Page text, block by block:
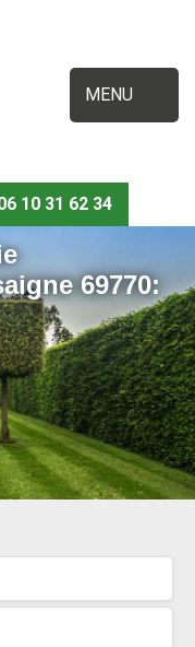
MENU
10 31 62 34
69770: